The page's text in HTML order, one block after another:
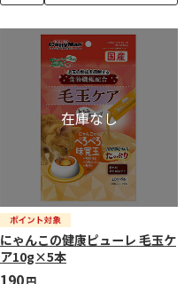
にゃんこの健康ピューレ 毛玉ケ
ア10g×5本
190円